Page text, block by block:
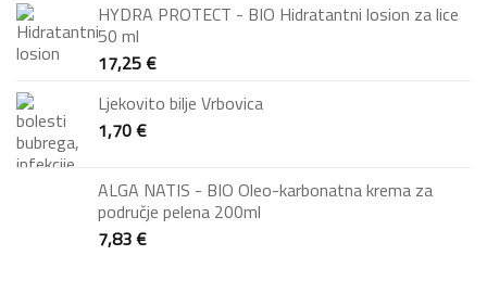
HYDRA PROTECT - BIO Hidratantni losion za lice
50 ml
17,25€
Ljekovito bilje Vrbovica
1,70€
ALGA NATIS - BIO Oleo-karbonatna krema za
područje pelena 200ml
7,83€